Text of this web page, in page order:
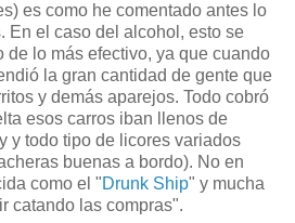
es como he comentado antes lo
En el caso del alcohol, esto se
de lo más efectivo, ya que cuando
la gran cantidad de gente que
y demás aparejos. Todo cobró
esos carros iban llenos de
y todo tipo de licores variados
buenas a bordo). No en
como el "Drunk Ship" y mucha
catando las compras".